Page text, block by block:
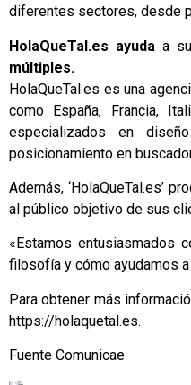
diferentes sectores, desde
HolaQueTal.es ayuda a
múltiples.
HolaQueTal.es es una
como España, Francia,
especializados en
posicionamiento en
Además, ‘HolaQueTal.es’
al público objetivo de sus
«Estamos entusiasmados
filosofía y cómo ayudamos
Para obtener más
https://holaquetal.es.
Fuente Comunicae